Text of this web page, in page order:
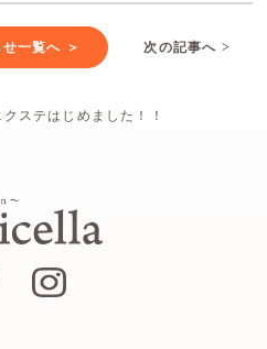
一覧へ ＞ 次の記事へ >
ステはじめました！！